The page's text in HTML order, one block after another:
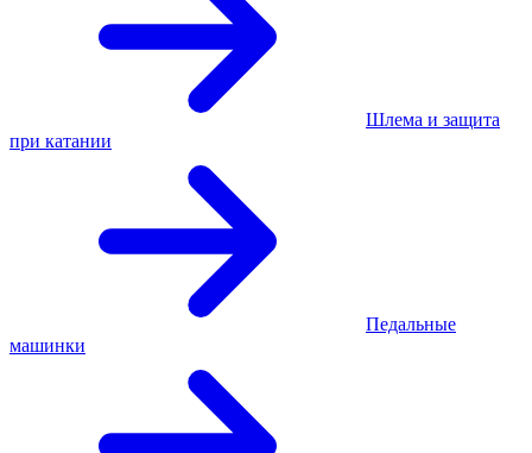
Шлема и защита
при катании
Педальные
машинки